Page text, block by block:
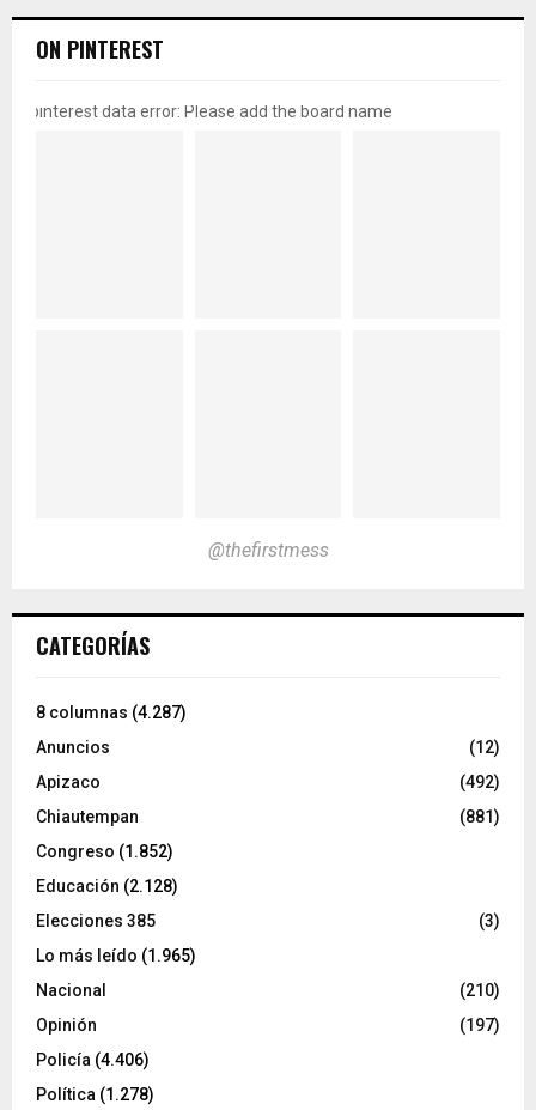
ON PINTEREST
pinterest data error: Please add the board name
@thefirstmess
CATEGORÍAS
8 columnas (4.287)
Anuncios
(12)
Apizaco
(492)
Chiautempan
(881)
Congreso (1.852)
Educación (2.128)
Elecciones 385
(3)
Lo más leído (1.965)
Nacional
(210)
Opinión
(197)
Policía (4.406)
Política (1.278)